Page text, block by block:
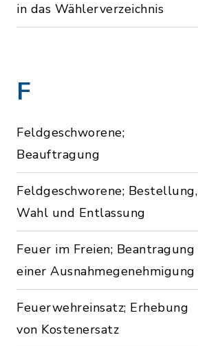
in das Wählerverzeichnis
F
Feldgeschworene;
Beauftragung
Feldgeschworene; Bestellung,
Wahl und Entlassung
Feuer im Freien; Beantragung
einer Ausnahmegenehmigung
Feuerwehreinsatz; Erhebung
von Kostenersatz